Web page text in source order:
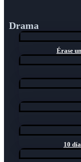
Drama
Érase
10